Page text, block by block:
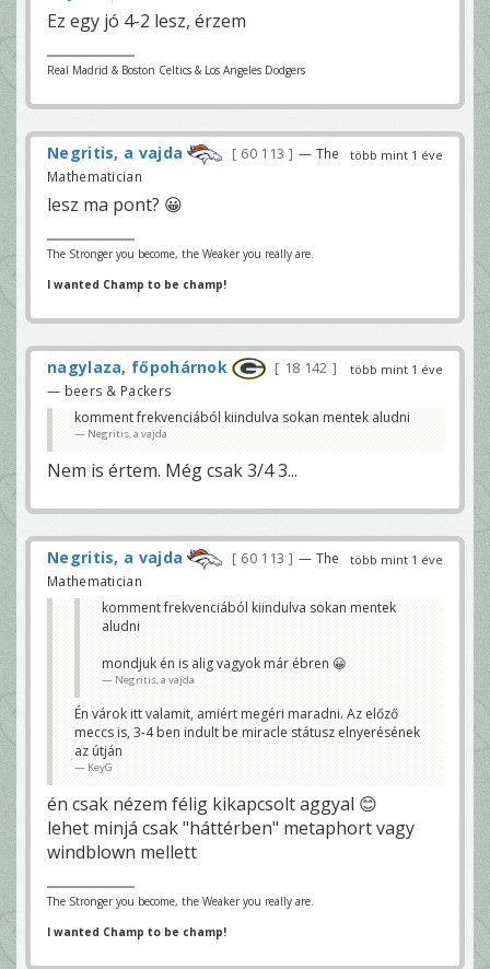
Ez egy jó 4-2 lesz, érzem
Real Madrid & Boston Celtics & Los Angeles Dodgers
több mint 1 éve
Negritis, a vajda 60 113
— The
Mathematician
lesz ma pont? 😀
The Stronger you become, the Weaker you really are.
I wanted Champ to be champ!
több mint 1 éve
nagylaza, főpohárnok 18 142
— beers & Packers
komment frekvenciából kiindulva sokan mentek aludni
Negritis, a vajda
Nem is értem. Még csak 3/4 3...
több mint 1 éve
Negritis, a vajda 60 113
— The
Mathematician
komment frekvenciából kiindulva sokan mentek
aludni
mondjuk én is alig vagyok már ébren 😀
Negritis, a vajda
Én várok itt valamit, amiért megéri maradni. Az előző
meccs is, 3-4 ben indult be miracle státusz elnyerésének
az útján
KeyG
én csak nézem félig kikapcsolt aggyal 😊
lehet minjá csak "háttérben" metaphort vagy
windblown mellett
The Stronger you become, the Weaker you really are.
I wanted Champ to be champ!